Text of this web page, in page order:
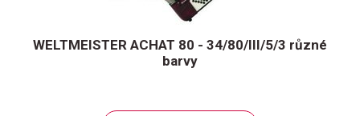
WELTMEISTER ACHAT 80 - 34/80/III/5/3 různé
barvy